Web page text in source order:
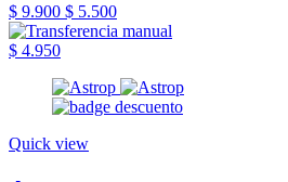
$ 9.900 $ 5.500
$ 4.950
Quick view